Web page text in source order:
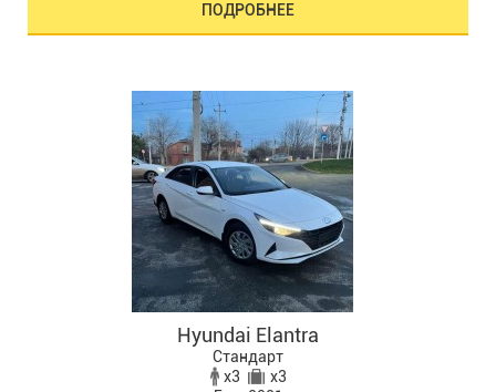
ПОДРОБНЕЕ
Hyundai Elantra
Стандарт
x3
x3